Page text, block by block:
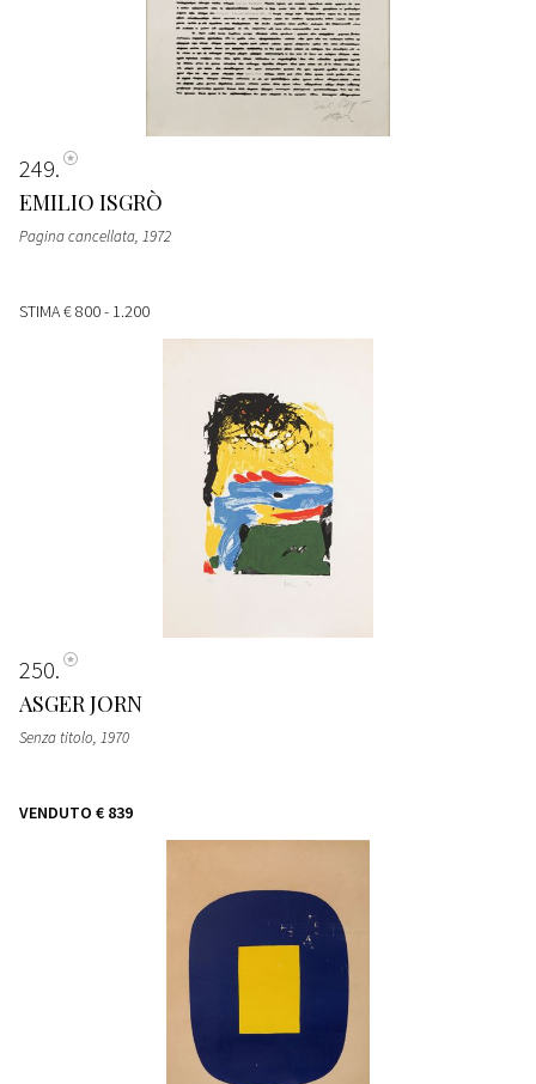
249
EMILIO ISGRÒ
Pagina cancellata, 1972
STIMA€ 800 - 1.200
250
ASGER JORN
Senza titolo, 1970
VENDUTO € 839